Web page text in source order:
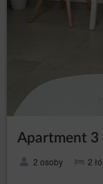
Apartment 3
2 osoby 2